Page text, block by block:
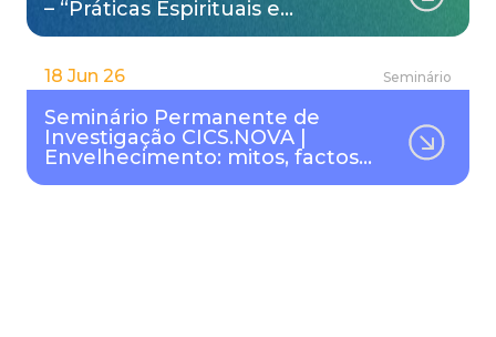
– “Práticas Espirituais e…
18 Jun 26 Seminário
Seminário Permanente de
Investigação CICS.NOVA |
Envelhecimento: mitos, factos…